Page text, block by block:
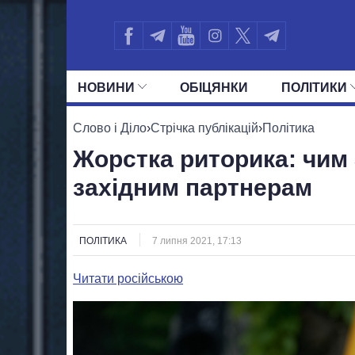
НОВИНИ ОБIЦЯНКИ ПОЛIТИКИ
УСІ ПОЛІТИКИ ПРЕЗИДЕНТ І ОФІС
Слово і Діло›Стрічка публікацій›Політика
Жорстка риторика: чим
західним партнерам
ПОЛІТИКА 7 липня 2021, 17:13
Читати російською